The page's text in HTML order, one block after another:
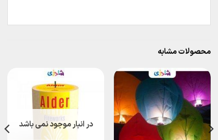
محصولات مشابه
در انبار موجود نمی باشد